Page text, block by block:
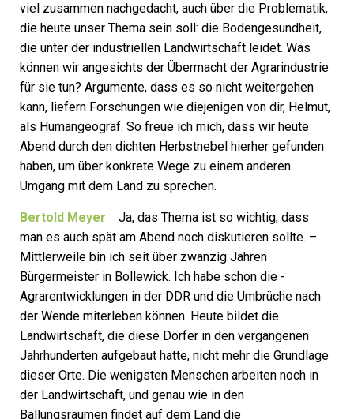
viel zusammen nachgedacht, auch über die Problematik,
die heute unser Thema sein soll: die Bodengesundheit,
die unter der industriellen Landwirtschaft leidet. Was
können wir angesichts der Übermacht der Agrarindustrie
für sie tun? Argumente, dass es so nicht weitergehen
kann, liefern Forschungen wie diejenigen von dir, Helmut,
als Humangeograf. So freue ich mich, dass wir heute
Abend durch den dichten Herbstnebel hierher gefunden
haben, um über konkrete Wege zu einem anderen
Umgang mit dem Land zu sprechen.
Bertold Meyer Ja, das Thema ist so wichtig, dass
man es auch spät am Abend noch diskutieren sollte. –
Mittlerweile bin ich seit über zwanzig Jahren
Bürgermeister in Bollewick. Ich habe schon die ­
Agrarentwicklungen in der DDR und die Umbrüche nach
der Wende miterleben können. Heute bildet die
Landwirtschaft, die diese Dörfer in den vergangenen
Jahrhunderten aufgebaut hatte, nicht mehr die Grundlage
dieser Orte. Die wenigsten Menschen arbeiten noch in
der Landwirtschaft, und genau wie in den
Ballungsräumen findet auf dem Land die